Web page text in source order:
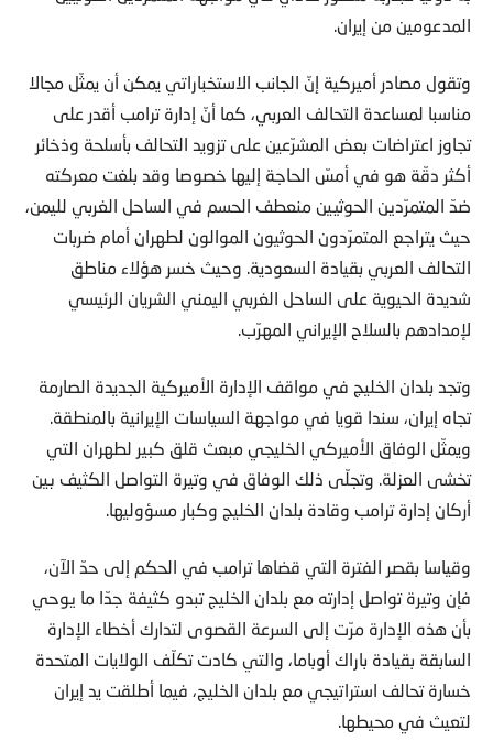
المدعومين من إيران.
وتقول مصادر أميركية إنّ الجانب الاستخباراتي يمكن أن يمثّل مجالا
مناسبا لمساعدة التحالف العربي، كما أنّ إدارة ترامب أقدر على
تجاوز اعتراضات بعض المشرّعين على تزويد التحالف بأسلحة وذخائر
أكثر دقّة هو في أمسّ الحاجة إليها خصوصا وقد بلغت معركته
ضدّ المتمرّدين الحوثيين منعطف الحسم في الساحل الغربي لليمن،
حيث يتراجع المتمرّدون الحوثيون الموالون لطهران أمام ضربات
التحالف العربي بقيادة السعودية. وحيث خسر هؤلاء مناطق
شديدة الحيوية على الساحل الغربي اليمني الشريان الرئيسي
لإمدادهم بالسلاح الإيراني المهرّب.
وتجد بلدان الخليج في مواقف الإدارة الأميركية الجديدة الصارمة
تجاه إيران، سندا قويا في مواجهة السياسات الإيرانية بالمنطقة.
ويمثّل الوفاق الأميركي الخليجي مبعث قلق كبير لطهران التي
تخشى العزلة. وتجلّى ذلك الوفاق في وتيرة التواصل الكثيف بين
أركان إدارة ترامب وقادة بلدان الخليج وكبار مسؤوليها.
وقياسا بقصر الفترة التي قضاها ترامب في الحكم إلى حدّ الآن،
فإن وتيرة تواصل إدارته مع بلدان الخليج تبدو كثيفة جدّا ما يوحي
بأن هذه الإدارة مرّت إلى السرعة القصوى لتدارك أخطاء الإدارة
السابقة بقيادة باراك أوباما، والتي كادت تكلّف الولايات المتحدة
خسارة تحالف استراتيجي مع بلدان الخليج، فيما أطلقت يد إيران
لتعيث في محيطها.